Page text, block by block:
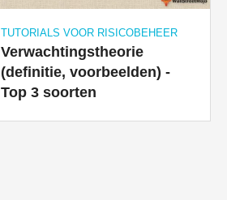
TUTORIALS VOOR RISICOBEHEER
Verwachtingstheorie
(definitie, voorbeelden) -
Top 3 soorten